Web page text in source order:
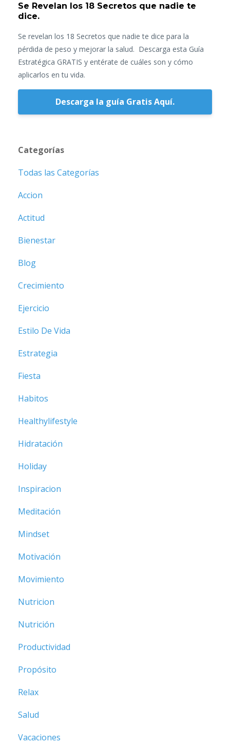
Se Revelan los 18 Secretos que nadie te
dice.
Se revelan los 18 Secretos que nadie te dice para la
pérdida de peso y mejorar la salud. Descarga esta Guía
Estratégica GRATIS y entérate de cuáles son y cómo
aplicarlos en tu vida.
Descarga la guía Gratis Aquí.
Categorías
Todas las Categorías
Accion
Actitud
Bienestar
Blog
Crecimiento
Ejercicio
Estilo De Vida
Estrategia
Fiesta
Habitos
Healthylifestyle
Hidratación
Holiday
Inspiracion
Meditación
Mindset
Motivación
Movimiento
Nutricion
Nutrición
Productividad
Propósito
Relax
Salud
Vacaciones